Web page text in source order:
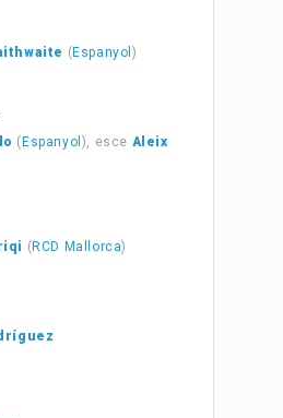
( Espanyol)
( Espanyol ), esce Aleix
( RCD Mallorca)